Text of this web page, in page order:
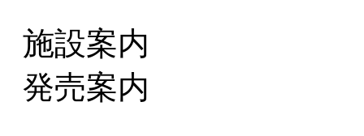
施設案内
発売案内